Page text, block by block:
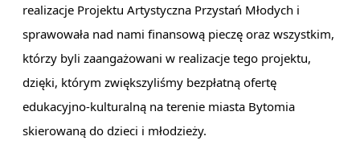
realizacje Projektu Artystyczna Przystań Młodych i
sprawowała nad nami finansową pieczę oraz wszystkim,
którzy byli zaangażowani w realizacje tego projektu,
dzięki, którym zwiększyliśmy bezpłatną ofertę
edukacyjno-kulturalną na terenie miasta Bytomia
skierowaną do dzieci i młodzieży.